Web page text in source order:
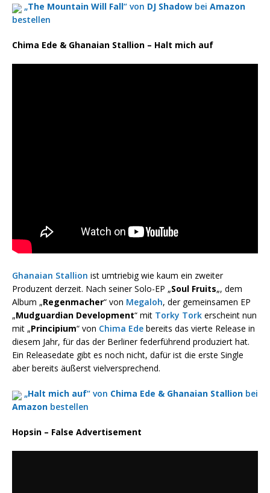
„The Mountain Will Fall“ von DJ Shadow bei Amazon
bestellen
Chima Ede & Ghanaian Stallion – Halt mich auf
Ghanaian Stallion ist umtriebig wie kaum ein zweiter
Produzent derzeit. Nach seiner Solo-EP „Soul Fruits„, dem
Album „Regenmacher“ von Megaloh, der gemeinsamen EP
„Mudguardian Development“ mit Torky Tork erscheint nun
mit „Principium“ von Chima Ede bereits das vierte Release in
diesem Jahr, für das der Berliner federführend produziert hat.
Ein Releasedate gibt es noch nicht, dafür ist die erste Single
aber bereits äußerst vielversprechend.
„Halt mich auf“ von Chima Ede & Ghanaian Stallion bei
Amazon bestellen
Hopsin – False Advertisement